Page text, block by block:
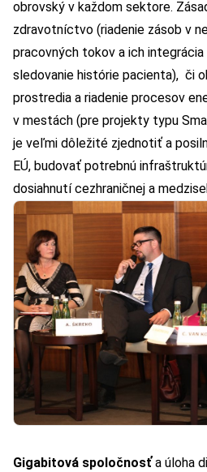
obrovský v každom sektore.
zdravotníctvo (riadenie zásob v
pracovných tokov a ich integrácia
sledovanie histórie pacienta), či
prostredia a riadenie procesov
v mestách (pre projekty typu
je veľmi dôležité zjednotiť a
EÚ, budovať potrebnú
dosiahnutí cezhraničnej a
Gigabitová spoločnosťa úloha